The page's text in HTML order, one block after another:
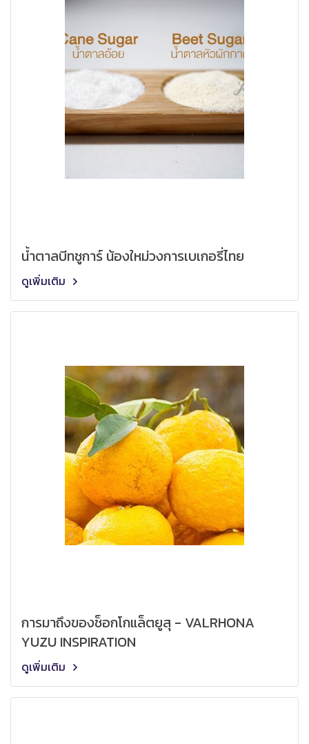
น้ำตาลบีทชูการ์ น้องใหม่วงการเบเกอรี่ไทย
ดูเพิ่มเติม
การมาถึงของช็อกโกแล็ตยูสุ - VALRHONA
YUZU INSPIRATION
ดูเพิ่มเติม